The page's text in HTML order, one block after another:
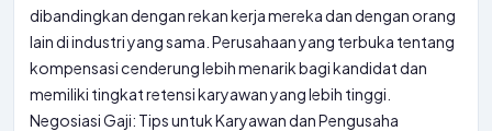
dibandingkan dengan rekan kerja mereka dan dengan orang
lain di industri yang sama. Perusahaan yang terbuka tentang
kompensasi cenderung lebih menarik bagi kandidat dan
memiliki tingkat retensi karyawan yang lebih tinggi.
Negosiasi Gaji: Tips untuk Karyawan dan Pengusaha